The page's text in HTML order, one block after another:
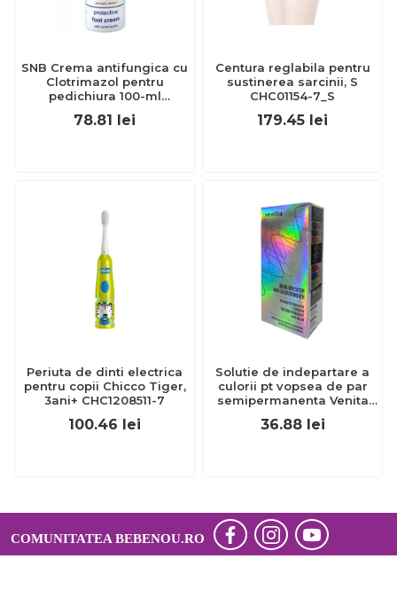
SNB Crema antifungica cu
Clotrimazol pentru
pedichiura 100-ml
EXL359_918
78.81 lei
Centura reglabila pentru
sustinerea sarcinii, S
CHC01154-7_S
179.45 lei
Periuta de dinti electrica
pentru copii Chicco Tiger,
3ani+ CHC1208511-7
100.46 lei
Solutie de indepartare a
culorii pt vopsea de par
semipermanenta Venita
Hair Color Remover, 115ml
15 ml
36.88 lei
COMUNITATEA BEBENOU.RO